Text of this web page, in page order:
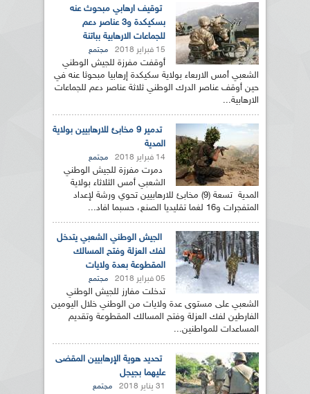
توقيف ارهابي مبحوث عنه
بسكيكدة و3 عناصر دعم
للجماعات الارهابية بباتنة
15 فبراير 2018 مجتمع
أوقفت مفرزة للجيش الوطني
الشعبي أمس الاربعاء بولاية سكيكدة إرهابيا مبحوثا عنه في
حين أوقف عناصر الدرك الوطني ثلاثة عناصر دعم للجماعات
الارهابية...
تدمير 9 مخابئ للارهابيين بولاية
المدية
14 فبراير 2018 مجتمع
دمرت مفرزة للجيش الوطني
الشعبي أمس الثلاثاء بولاية
المدية تسعة (9) مخابئ للارهابيين تحوي ورشة لإعداد
المتفجرات و16 لغما تقليديا الصنع، حسبما افاد...
الجيش الوطني الشعبي يتدخل
لفك العزلة وفتح المسالك
المقطوعة بعدة ولايات
05 فبراير 2018 مجتمع
تدخلت مفارز للجيش الوطني
الشعبي على مستوى عدة ولايات من الوطني خلال اليومين
الفارطين لفك العزلة وفتح المسالك المقطوعة وتقديم
المساعدات للمواطنين...
تحديد هوية الإرهابيين المقضى
عليهما بجيجل
31 يناير 2018 مجتمع